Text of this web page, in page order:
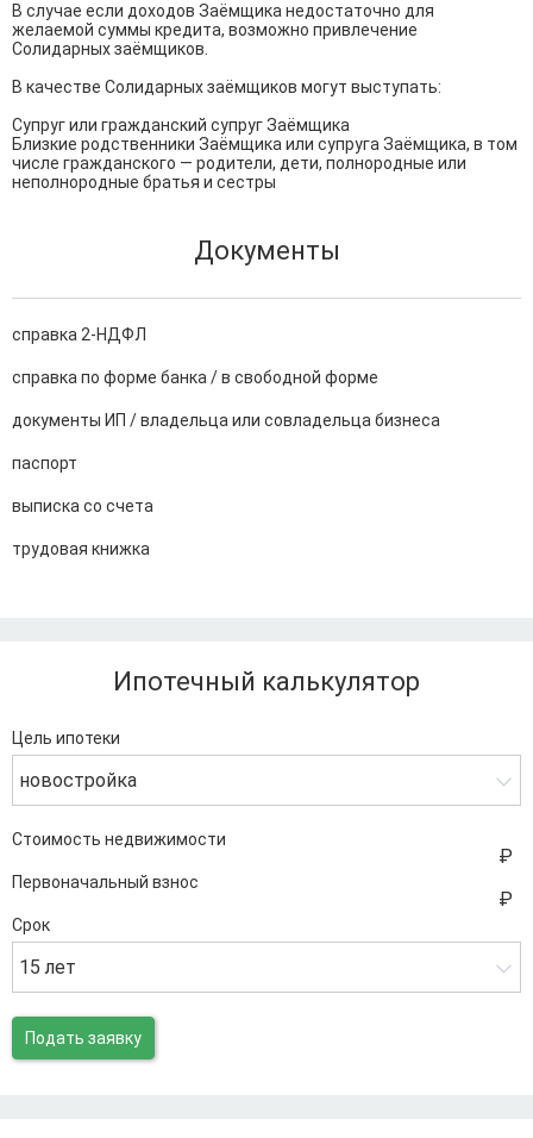
В случае если доходов Заёмщика недостаточно для
желаемой суммы кредита, возможно привлечение
Солидарных заёмщиков.
В качестве Солидарных заёмщиков могут выступать:
Супруг или гражданский супруг Заёмщика
Близкие родственники Заёмщика или супруга Заёмщика, в том
числе гражданского — родители, дети, полнородные или
неполнородные братья и сестры
Документы
справка 2-НДФЛ
справка по форме банка / в свободной форме
документы ИП / владельца или совладельца бизнеса
паспорт
выписка со счета
трудовая книжка
Ипотечный калькулятор
Цель ипотеки
новостройка
Стоимость недвижимости
Первоначальный взнос
Срок
15 лет
Подать заявку